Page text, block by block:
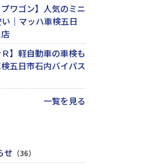
ワゴン】人気のミニ
｜マッハ車検五日
】軽自動車の車検も
五日市石内バイパス
一覧を見る
せ （36）